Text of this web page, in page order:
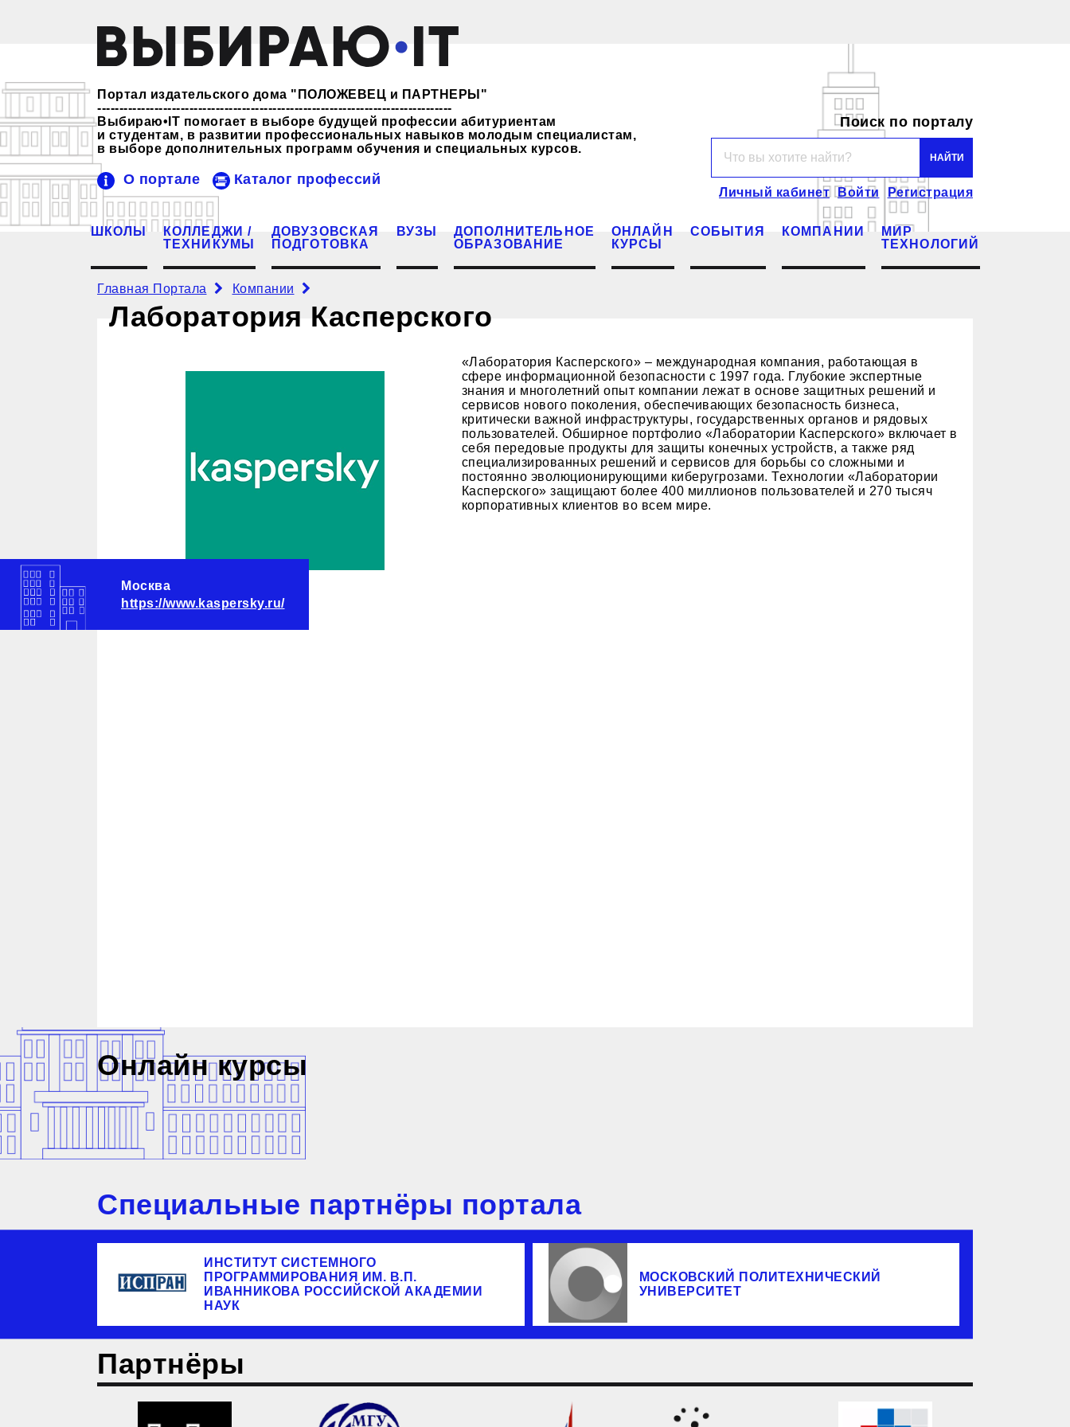
Портал издательского дома "ПОЛОЖЕВЕЦ и ПАРТНЕРЫ"
---------------------------------------------------------------------------------
Выбираю•IT помогает в выборе будущей профессии абитуриентам
и студентам, в развитии профессиональных навыков молодым специалистам,
в выборе дополнительных программ обучения и специальных курсов.
О портале Каталог профессий
Поиск по порталу
Личный кабинет Войти Регистрация
ШКОЛЫ
КОЛЛЕДЖИ /
ТЕХНИКУМЫ
ДОВУЗОВСКАЯ
ПОДГОТОВКА
ВУЗЫ
ДОПОЛНИТЕЛЬНОЕ
ОБРАЗОВАНИЕ
ОНЛАЙН
КУРСЫ
СОБЫТИЯ КОМПАНИИ
МИР
ТЕХНОЛОГИЙ
Главная Портала Компании
Лаборатория Касперского
«Лаборатория Касперского» – международная компания, работающая в
сфере информационной безопасности с 1997 года. Глубокие экспертные
знания и многолетний опыт компании лежат в основе защитных решений и
сервисов нового поколения, обеспечивающих безопасность бизнеса,
критически важной инфраструктуры, государственных органов и рядовых
пользователей. Обширное портфолио «Лаборатории Касперского» включает в
себя передовые продукты для защиты конечных устройств, а также ряд
специализированных решений и сервисов для борьбы со сложными и
постоянно эволюционирующими киберугрозами. Технологии «Лаборатории
Касперского» защищают более 400 миллионов пользователей и 270 тысяч
корпоративных клиентов во всем мире.
Москва
https://www.kaspersky.ru/
Онлайн курсы
Специальные партнёры портала
ИНСТИТУТ СИСТЕМНОГО
ПРОГРАММИРОВАНИЯ ИМ. В.П.
ИВАННИКОВА РОССИЙСКОЙ АКАДЕМИИ
НАУК
МОСКОВСКИЙ ПОЛИТЕХНИЧЕСКИЙ
УНИВЕРСИТЕТ
Партнёры